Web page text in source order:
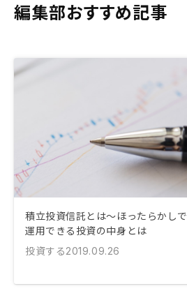
編集部おすすめ記事
積立投資信託とは〜ほったらかしで
運用できる投資の中身とは
投資する2019.09.26